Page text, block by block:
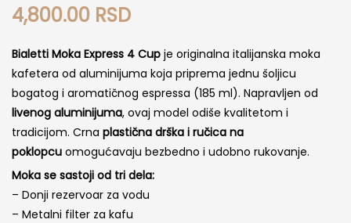
4,800.00 RSD
Bialetti Moka Express 4 Cup je originalna italijanska moka
kafetera od aluminijuma koja priprema jednu šoljicu
bogatog i aromatičnog espressa (185 ml). Napravljen od
livenog aluminijuma, ovaj model odiše kvalitetom i
tradicijom. Crna plastična drška i ručica na
poklopcu omogućavaju bezbedno i udobno rukovanje.
Moka se sastoji od tri dela:
– Donji rezervoar za vodu
– Metalni filter za kafu